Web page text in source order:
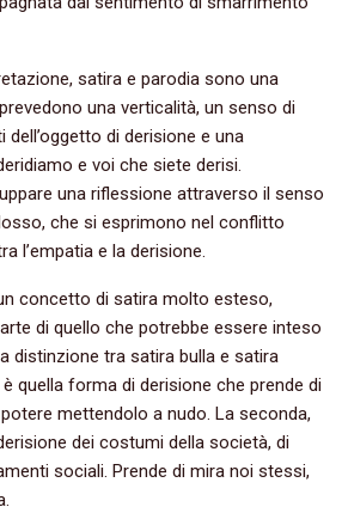
satira e parodia sono una
una verticalità, un senso di
di derisione e una
e voi che siete derisi.
una riflessione attraverso il senso
che si esprimono nel conflitto
l’empatia e la derisione.
concetto di satira molto esteso,
di quello che potrebbe essere inteso
distinzione tra satira bulla e satira
quella forma di derisione che prende di
mettendolo a nudo. La seconda,
dei costumi della società, di
sociali. Prende di mira noi stessi,